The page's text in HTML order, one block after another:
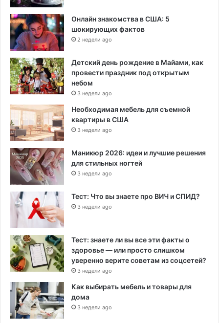
Онлайн знакомства в США: 5
шокирующих фактов
2 недели ago
Детский день рождение в Майами, как
провести праздник под открытым
небом
3 недели ago
Необходимая мебель для съемной
квартиры в США
3 недели ago
Маникюр 2026: идеи и лучшие решения
для стильных ногтей
3 недели ago
Тест: Что вы знаете про ВИЧ и СПИД?
3 недели ago
Тест: знаете ли вы все эти факты о
здоровье — или просто слишком
уверенно верите советам из соцсетей?
3 недели ago
Как выбирать мебель и товары для
дома
3 недели ago